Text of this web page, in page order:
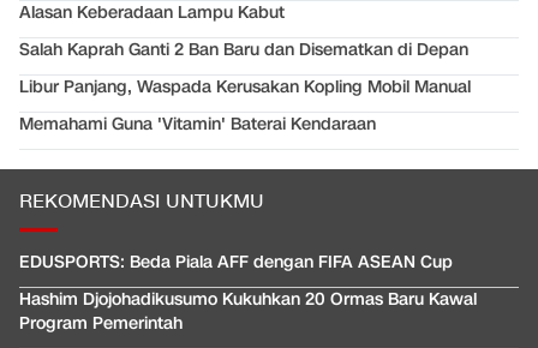
Alasan Keberadaan Lampu Kabut
Salah Kaprah Ganti 2 Ban Baru dan Disematkan di Depan
Libur Panjang, Waspada Kerusakan Kopling Mobil Manual
Memahami Guna 'Vitamin' Baterai Kendaraan
REKOMENDASI UNTUKMU
EDUSPORTS: Beda Piala AFF dengan FIFA ASEAN Cup
Hashim Djojohadikusumo Kukuhkan 20 Ormas Baru Kawal
Program Pemerintah